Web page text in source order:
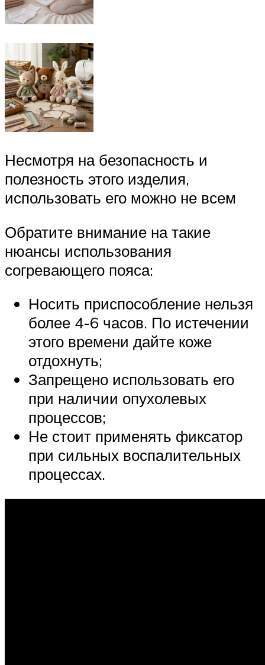
Несмотря на безопасность и
полезность этого изделия,
использовать его можно не всем
Обратите внимание на такие
нюансы использования
согревающего пояса:
Носить приспособление нельзя
более 4-6 часов. По истечении
этого времени дайте коже
отдохнуть;
Запрещено использовать его
при наличии опухолевых
процессов;
Не стоит применять фиксатор
при сильных воспалительных
процессах.